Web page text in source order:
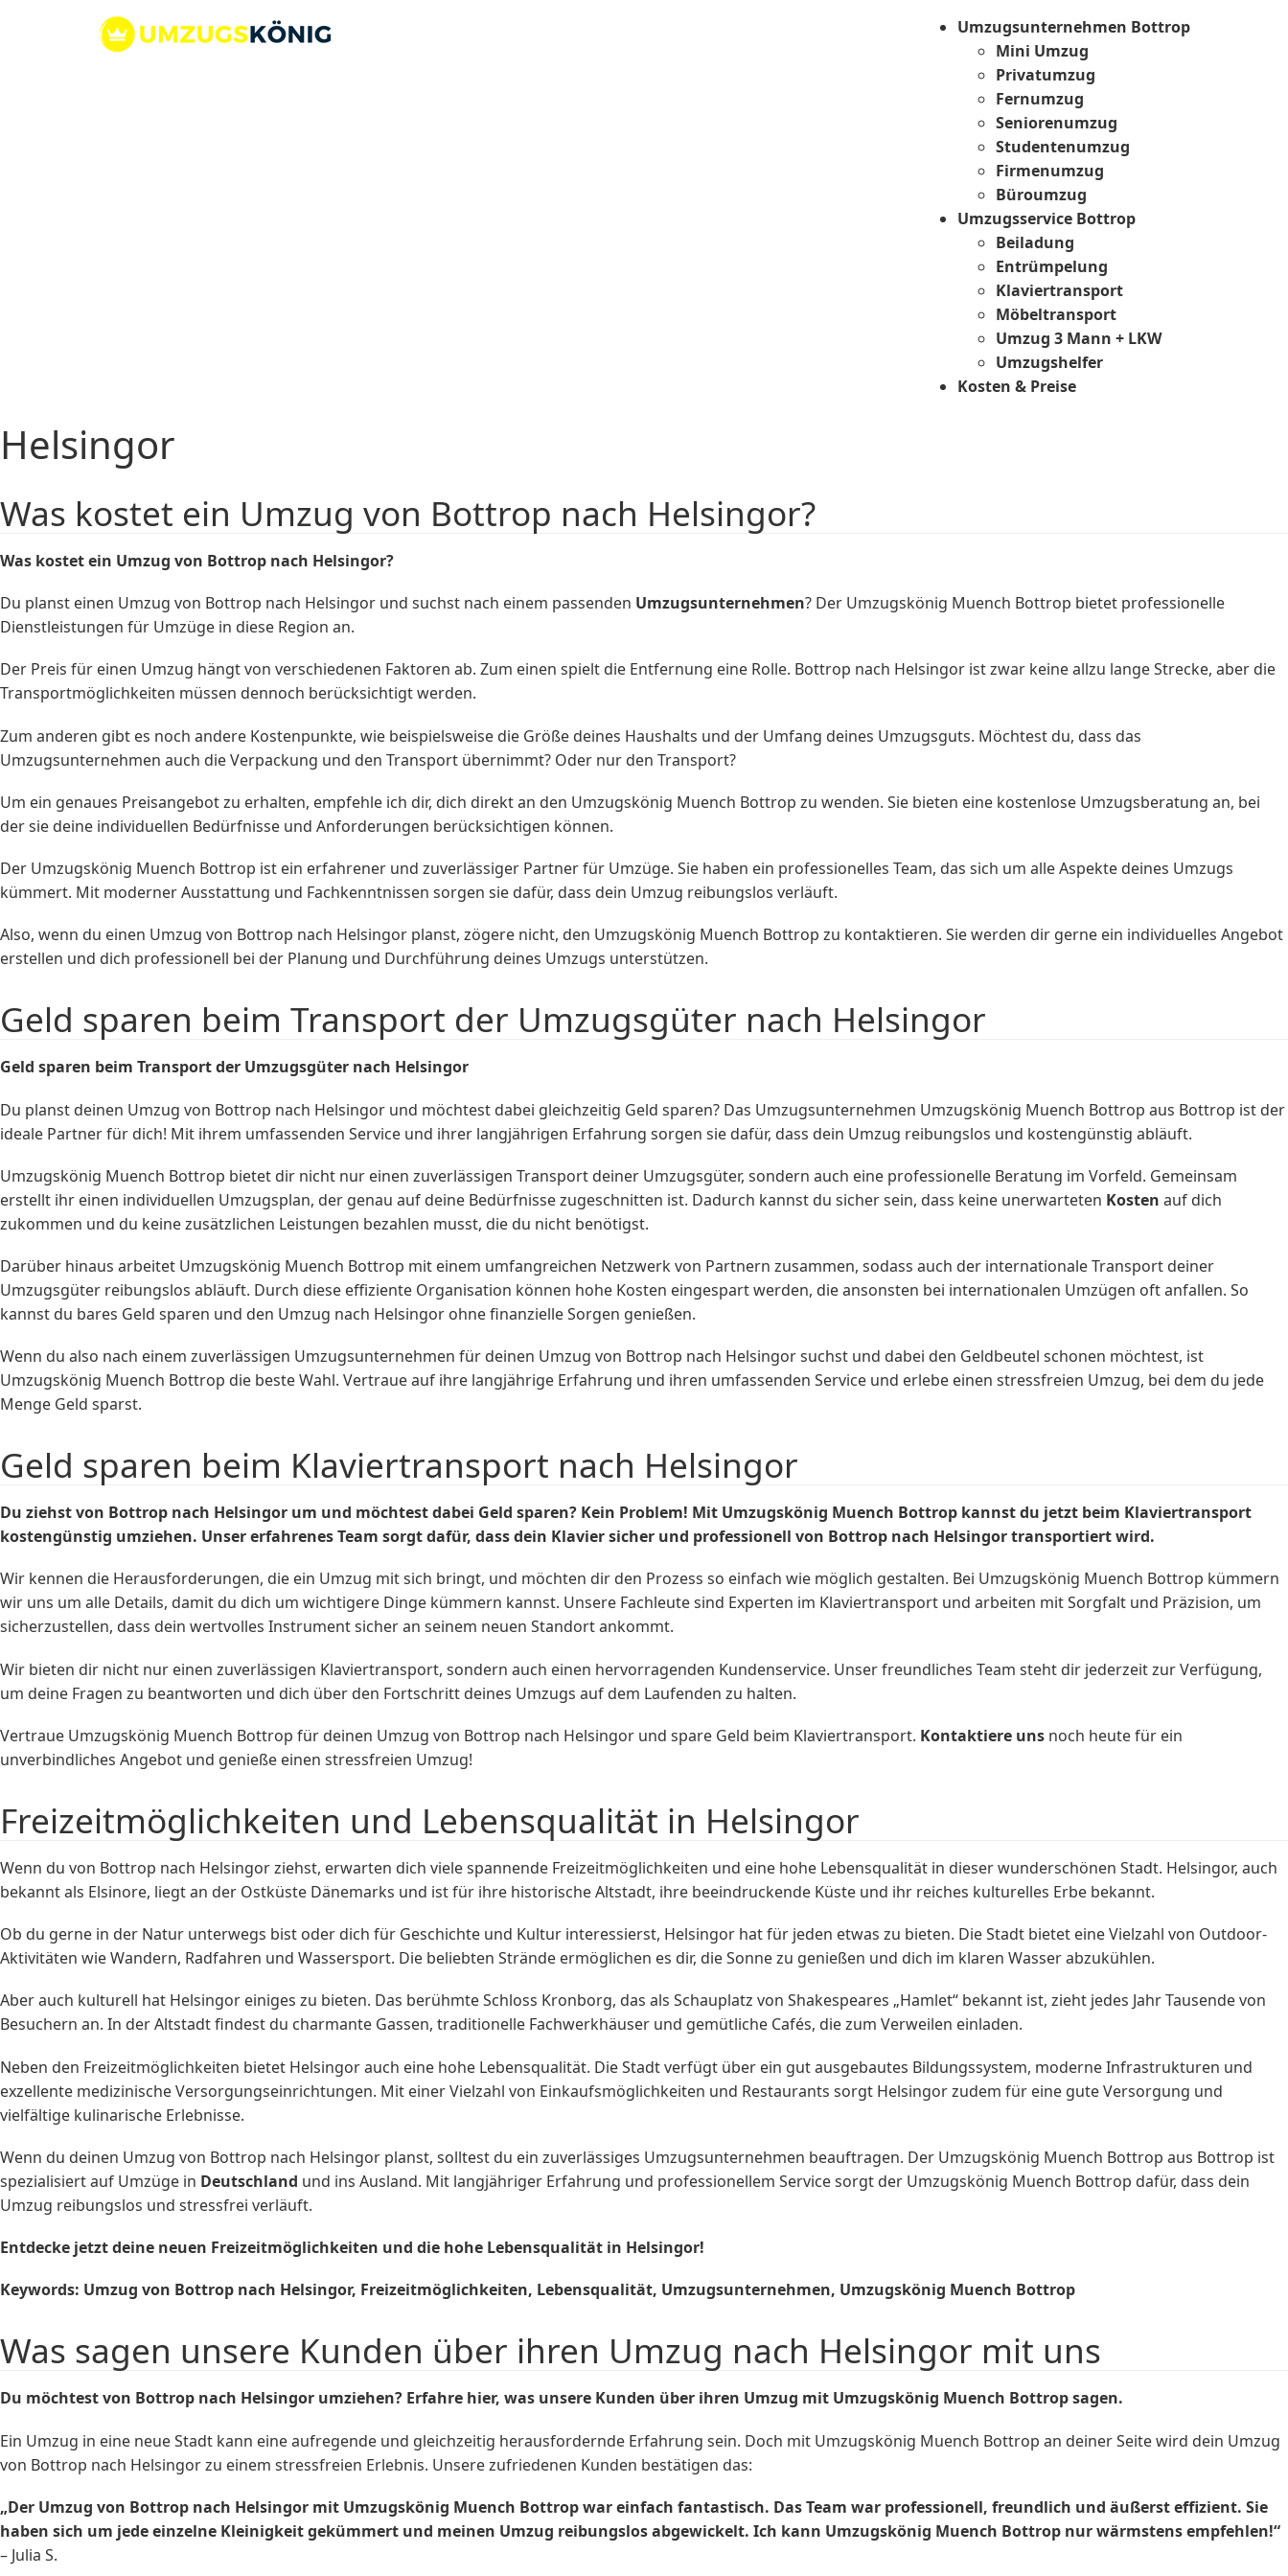
Umzugsunternehmen Bottrop
Mini Umzug
Privatumzug
Fernumzug
Seniorenumzug
Studentenumzug
Firmenumzug
Büroumzug
Umzugsservice Bottrop
Beiladung
Entrümpelung
Klaviertransport
Möbeltransport
Umzug 3 Mann + LKW
Umzugshelfer
Kosten & Preise
Helsingor
Was kostet ein Umzug von Bottrop nach Helsingor?
Was kostet ein Umzug von Bottrop nach Helsingor?
Du planst einen Umzug von Bottrop nach Helsingor und suchst nach einem passenden Umzugsunternehmen? Der Umzugskönig Muench Bottrop bietet professionelle
Dienstleistungen für Umzüge in diese Region an.
Der Preis für einen Umzug hängt von verschiedenen Faktoren ab. Zum einen spielt die Entfernung eine Rolle. Bottrop nach Helsingor ist zwar keine allzu lange Strecke, aber die
Transportmöglichkeiten müssen dennoch berücksichtigt werden.
Zum anderen gibt es noch andere Kostenpunkte, wie beispielsweise die Größe deines Haushalts und der Umfang deines Umzugsguts. Möchtest du, dass das
Umzugsunternehmen auch die Verpackung und den Transport übernimmt? Oder nur den Transport?
Um ein genaues Preisangebot zu erhalten, empfehle ich dir, dich direkt an den Umzugskönig Muench Bottrop zu wenden. Sie bieten eine kostenlose Umzugsberatung an, bei
der sie deine individuellen Bedürfnisse und Anforderungen berücksichtigen können.
Der Umzugskönig Muench Bottrop ist ein erfahrener und zuverlässiger Partner für Umzüge. Sie haben ein professionelles Team, das sich um alle Aspekte deines Umzugs
kümmert. Mit moderner Ausstattung und Fachkenntnissen sorgen sie dafür, dass dein Umzug reibungslos verläuft.
Also, wenn du einen Umzug von Bottrop nach Helsingor planst, zögere nicht, den Umzugskönig Muench Bottrop zu kontaktieren. Sie werden dir gerne ein individuelles Angebot
erstellen und dich professionell bei der Planung und Durchführung deines Umzugs unterstützen.
Geld sparen beim Transport der Umzugsgüter nach Helsingor
Geld sparen beim Transport der Umzugsgüter nach Helsingor
Du planst deinen Umzug von Bottrop nach Helsingor und möchtest dabei gleichzeitig Geld sparen? Das Umzugsunternehmen Umzugskönig Muench Bottrop aus Bottrop ist der
ideale Partner für dich! Mit ihrem umfassenden Service und ihrer langjährigen Erfahrung sorgen sie dafür, dass dein Umzug reibungslos und kostengünstig abläuft.
Umzugskönig Muench Bottrop bietet dir nicht nur einen zuverlässigen Transport deiner Umzugsgüter, sondern auch eine professionelle Beratung im Vorfeld. Gemeinsam
erstellt ihr einen individuellen Umzugsplan, der genau auf deine Bedürfnisse zugeschnitten ist. Dadurch kannst du sicher sein, dass keine unerwarteten Kosten auf dich
zukommen und du keine zusätzlichen Leistungen bezahlen musst, die du nicht benötigst.
Darüber hinaus arbeitet Umzugskönig Muench Bottrop mit einem umfangreichen Netzwerk von Partnern zusammen, sodass auch der internationale Transport deiner
Umzugsgüter reibungslos abläuft. Durch diese effiziente Organisation können hohe Kosten eingespart werden, die ansonsten bei internationalen Umzügen oft anfallen. So
kannst du bares Geld sparen und den Umzug nach Helsingor ohne finanzielle Sorgen genießen.
Wenn du also nach einem zuverlässigen Umzugsunternehmen für deinen Umzug von Bottrop nach Helsingor suchst und dabei den Geldbeutel schonen möchtest, ist
Umzugskönig Muench Bottrop die beste Wahl. Vertraue auf ihre langjährige Erfahrung und ihren umfassenden Service und erlebe einen stressfreien Umzug, bei dem du jede
Menge Geld sparst.
Geld sparen beim Klaviertransport nach Helsingor
Du ziehst von Bottrop nach Helsingor um und möchtest dabei Geld sparen? Kein Problem! Mit Umzugskönig Muench Bottrop kannst du jetzt beim Klaviertransport
kostengünstig umziehen. Unser erfahrenes Team sorgt dafür, dass dein Klavier sicher und professionell von Bottrop nach Helsingor transportiert wird.
Wir kennen die Herausforderungen, die ein Umzug mit sich bringt, und möchten dir den Prozess so einfach wie möglich gestalten. Bei Umzugskönig Muench Bottrop kümmern
wir uns um alle Details, damit du dich um wichtigere Dinge kümmern kannst. Unsere Fachleute sind Experten im Klaviertransport und arbeiten mit Sorgfalt und Präzision, um
sicherzustellen, dass dein wertvolles Instrument sicher an seinem neuen Standort ankommt.
Wir bieten dir nicht nur einen zuverlässigen Klaviertransport, sondern auch einen hervorragenden Kundenservice. Unser freundliches Team steht dir jederzeit zur Verfügung,
um deine Fragen zu beantworten und dich über den Fortschritt deines Umzugs auf dem Laufenden zu halten.
Vertraue Umzugskönig Muench Bottrop für deinen Umzug von Bottrop nach Helsingor und spare Geld beim Klaviertransport. Kontaktiere uns noch heute für ein
unverbindliches Angebot und genieße einen stressfreien Umzug!
Freizeitmöglichkeiten und Lebensqualität in Helsingor
Wenn du von Bottrop nach Helsingor ziehst, erwarten dich viele spannende Freizeitmöglichkeiten und eine hohe Lebensqualität in dieser wunderschönen Stadt. Helsingor, auch
bekannt als Elsinore, liegt an der Ostküste Dänemarks und ist für ihre historische Altstadt, ihre beeindruckende Küste und ihr reiches kulturelles Erbe bekannt.
Ob du gerne in der Natur unterwegs bist oder dich für Geschichte und Kultur interessierst, Helsingor hat für jeden etwas zu bieten. Die Stadt bietet eine Vielzahl von Outdoor-
Aktivitäten wie Wandern, Radfahren und Wassersport. Die beliebten Strände ermöglichen es dir, die Sonne zu genießen und dich im klaren Wasser abzukühlen.
Aber auch kulturell hat Helsingor einiges zu bieten. Das berühmte Schloss Kronborg, das als Schauplatz von Shakespeares „Hamlet“ bekannt ist, zieht jedes Jahr Tausende von
Besuchern an. In der Altstadt findest du charmante Gassen, traditionelle Fachwerkhäuser und gemütliche Cafés, die zum Verweilen einladen.
Neben den Freizeitmöglichkeiten bietet Helsingor auch eine hohe Lebensqualität. Die Stadt verfügt über ein gut ausgebautes Bildungssystem, moderne Infrastrukturen und
exzellente medizinische Versorgungseinrichtungen. Mit einer Vielzahl von Einkaufsmöglichkeiten und Restaurants sorgt Helsingor zudem für eine gute Versorgung und
vielfältige kulinarische Erlebnisse.
Wenn du deinen Umzug von Bottrop nach Helsingor planst, solltest du ein zuverlässiges Umzugsunternehmen beauftragen. Der Umzugskönig Muench Bottrop aus Bottrop ist
spezialisiert auf Umzüge in Deutschland und ins Ausland. Mit langjähriger Erfahrung und professionellem Service sorgt der Umzugskönig Muench Bottrop dafür, dass dein
Umzug reibungslos und stressfrei verläuft.
Entdecke jetzt deine neuen Freizeitmöglichkeiten und die hohe Lebensqualität in Helsingor!
Keywords: Umzug von Bottrop nach Helsingor, Freizeitmöglichkeiten, Lebensqualität, Umzugsunternehmen, Umzugskönig Muench Bottrop
Was sagen unsere Kunden über ihren Umzug nach Helsingor mit uns
Du möchtest von Bottrop nach Helsingor umziehen? Erfahre hier, was unsere Kunden über ihren Umzug mit Umzugskönig Muench Bottrop sagen.
Ein Umzug in eine neue Stadt kann eine aufregende und gleichzeitig herausfordernde Erfahrung sein. Doch mit Umzugskönig Muench Bottrop an deiner Seite wird dein Umzug
von Bottrop nach Helsingor zu einem stressfreien Erlebnis. Unsere zufriedenen Kunden bestätigen das:
„Der Umzug von Bottrop nach Helsingor mit Umzugskönig Muench Bottrop war einfach fantastisch. Das Team war professionell, freundlich und äußerst effizient. Sie
haben sich um jede einzelne Kleinigkeit gekümmert und meinen Umzug reibungslos abgewickelt. Ich kann Umzugskönig Muench Bottrop nur wärmstens empfehlen!“
– Julia S.